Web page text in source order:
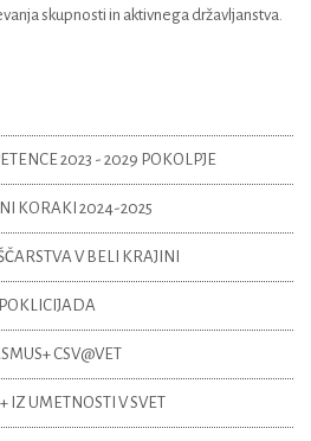
skupnosti in aktivnega državljanstva​.
2023 - 2029 POKOLPJE
KORAKI 2024-2025
V BELI KRAJINI
POKLICIJADA
CSV@VET
IZ UMETNOSTI V SVET